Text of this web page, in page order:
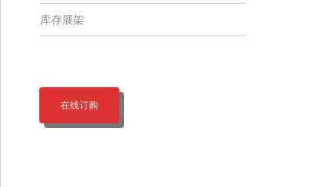
库存展架
在线订购